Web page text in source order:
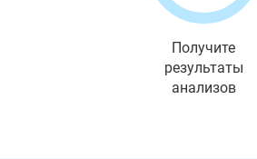
Получите
результаты
анализов